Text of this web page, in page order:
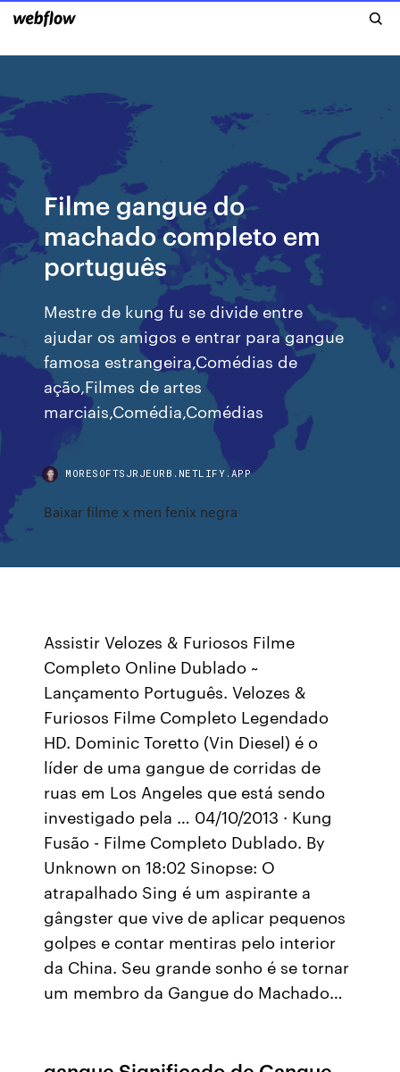
Filme gangue do
machado completo em
português
Mestre de kung fu se divide entre
ajudar os amigos e entrar para gangue
famosa estrangeira,Comédias de
ação,Filmes de artes
marciais,Comédia,Comédias
MORESOFTSJRJEURB.NETLIFY.APP
Baixar filme x men fenix negra
Assistir Velozes & Furiosos Filme
Completo Online Dublado ~
Lançamento Português. Velozes &
Furiosos Filme Completo Legendado
HD. Dominic Toretto (Vin Diesel) é o
líder de uma gangue de corridas de
ruas em Los Angeles que está sendo
investigado pela … 04/10/2013 · Kung
Fusão - Filme Completo Dublado. By
Unknown on 18:02 Sinopse: O
atrapalhado Sing é um aspirante a
gângster que vive de aplicar pequenos
golpes e contar mentiras pelo interior
da China. Seu grande sonho é se tornar
um membro da Gangue do Machado…